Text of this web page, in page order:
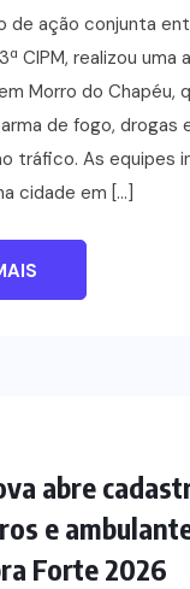
de ação conjunta
CIPM, realizou uma
em Morro do Chapéu,
de fogo, drogas
tráfico. As equipes
cidade em […]
abre
e
Forte 2026